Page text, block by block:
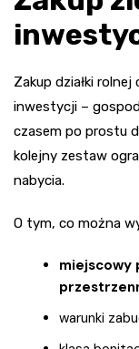
Zakup działki
inwestycji –
czasem po prostu
kolejny zestaw
nabycia.
O tym, co można
miejscowy
warunki